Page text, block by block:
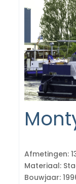
Afmetingen:
Materiaal:
Bouwjaar: